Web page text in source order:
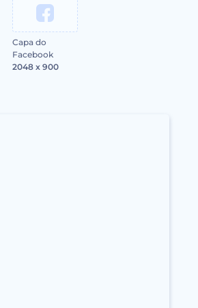
Capa do
Facebook
2048 x 900